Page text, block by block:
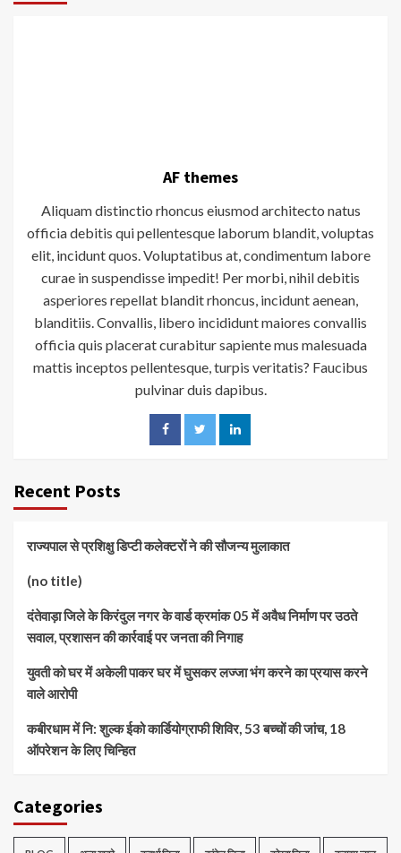
AF themes
Aliquam distinctio rhoncus eiusmod architecto natus
officia debitis qui pellentesque laborum blandit, voluptas
elit, incidunt quos. Voluptatibus at, condimentum labore
curae in suspendisse impedit! Per morbi, nihil debitis
asperiores repellat blandit rhoncus, incidunt aenean,
blanditiis. Convallis, libero incididunt maiores convallis
officia quis placerat curabitur sapiente mus malesuada
mattis inceptos pellentesque, turpis veritatis? Faucibus
pulvinar duis dapibus.
Recent Posts
राज्यपाल से प्रशिक्षु डिप्टी कलेक्टरों ने की सौजन्य मुलाकात
(no title)
दंतेवाड़ा जिले के किरंदुल नगर के वार्ड क्रमांक 05 में अवैध निर्माण पर उठते
सवाल, प्रशासन की कार्रवाई पर जनता की निगाह
युवती को घर में अकेली पाकर घर में घुसकर लज्जा भंग करने का प्रयास करने
वाले आरोपी
कबीरधाम में नि: शुल्क ईको कार्डियोग्राफी शिविर, 53 बच्चों की जांच, 18
ऑपरेशन के लिए चिन्हित
Categories